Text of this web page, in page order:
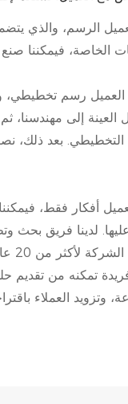
الرسم، والذي
إلى مهندسنا، ثم
بعد ذلك،
لدينا فريق بحث
تمكنه من تقديم